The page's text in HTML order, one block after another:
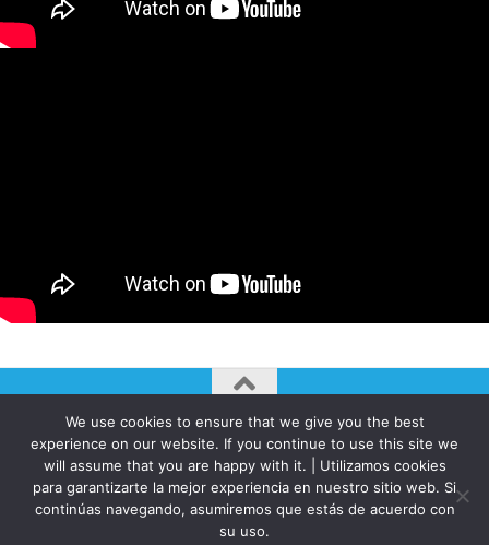
AUTOGIRO/el giro del arte actual © JAVIER MARTINEZ 2026. All
Rights Reserved.
Funciona con - Diseñado con elTema Hueman
We use cookies to ensure that we give you the best
experience on our website. If you continue to use this site we
will assume that you are happy with it. | Utilizamos cookies
para garantizarte la mejor experiencia en nuestro sitio web. Si
continúas navegando, asumiremos que estás de acuerdo con
su uso.